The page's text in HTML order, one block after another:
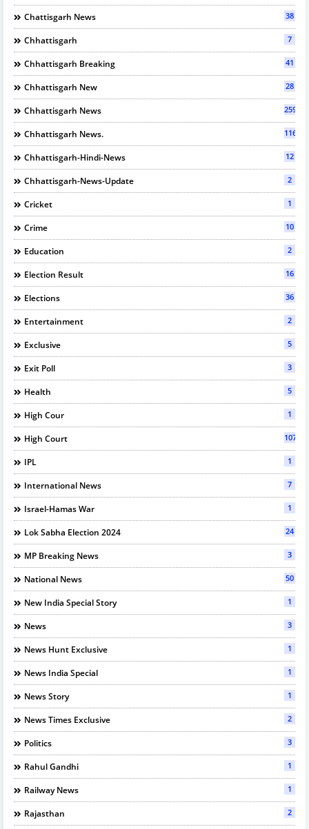
Chattisgarh News 38
Chhattisgarh 7
Chhattisgarh Breaking 41
Chhattisgarh New 28
Chhattisgarh News 2595
Chhattisgarh News. 116
Chhattisgarh-Hindi-News 12
Chhattisgarh-News-Update 2
Cricket 1
Crime 10
Education 2
Election Result 16
Elections 36
Entertainment 2
Exclusive 5
Exit Poll 3
Health 5
High Cour 1
High Court 107
IPL 1
International News 7
Israel-Hamas War 1
Lok Sabha Election 2024 24
MP Breaking News 3
National News 50
New India Special Story 1
News 3
News Hunt Exclusive 1
News India Special 1
News Story 1
News Times Exclusive 2
Politics 3
Rahul Gandhi 1
Railway News 1
Rajasthan 2